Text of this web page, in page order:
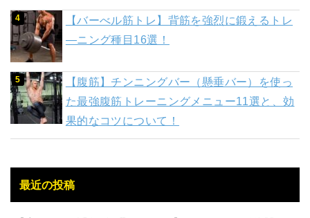
【バーべル筋トレ】背筋を強烈に鍛えるトレ
―ニング種目16選！
【腹筋】チンニングバー（懸垂バー）を使っ
た最強腹筋トレーニングメニュー11選と、効
果的なコツについて！
最近の投稿